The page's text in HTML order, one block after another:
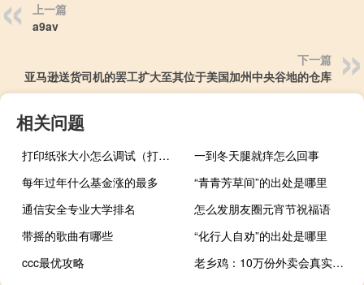
上一篇
a9av
下一篇
亚马逊送货司机的罢工扩大至其位于美国加州中央谷地的仓库
相关问题
打印纸张大小怎么调试（打印纸张大小怎么设置）
一到冬天腿就痒怎么回事
每年过年什么基金涨的最多
“青青芳草间”的出处是哪里
通信安全专业大学排名
怎么发朋友圈元宵节祝福语
带摇的歌曲有哪些
“化行人自劝”的出处是哪里
ccc最优攻略
老乡鸡：10万份外卖会真实送出 系统取消订单问题正在处理